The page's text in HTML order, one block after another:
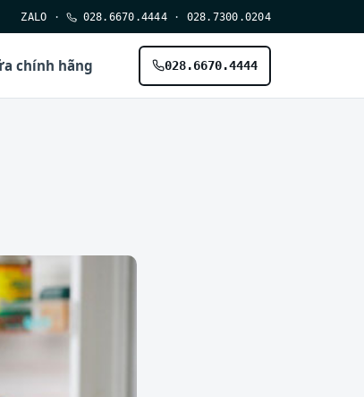
ZALO · 028.6670.4444 · 028.7300.0204
chính hãng 028.6670.4444